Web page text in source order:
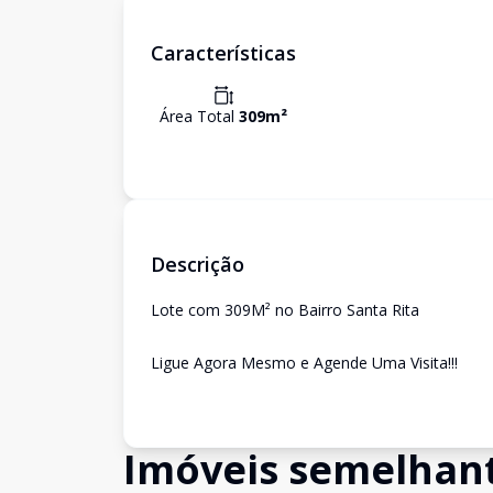
Características
Área Total 309m²
Descrição
Lote com 309M² no Bairro Santa Rita
Ligue Agora Mesmo e Agende Uma Visita!!!
Imóveis